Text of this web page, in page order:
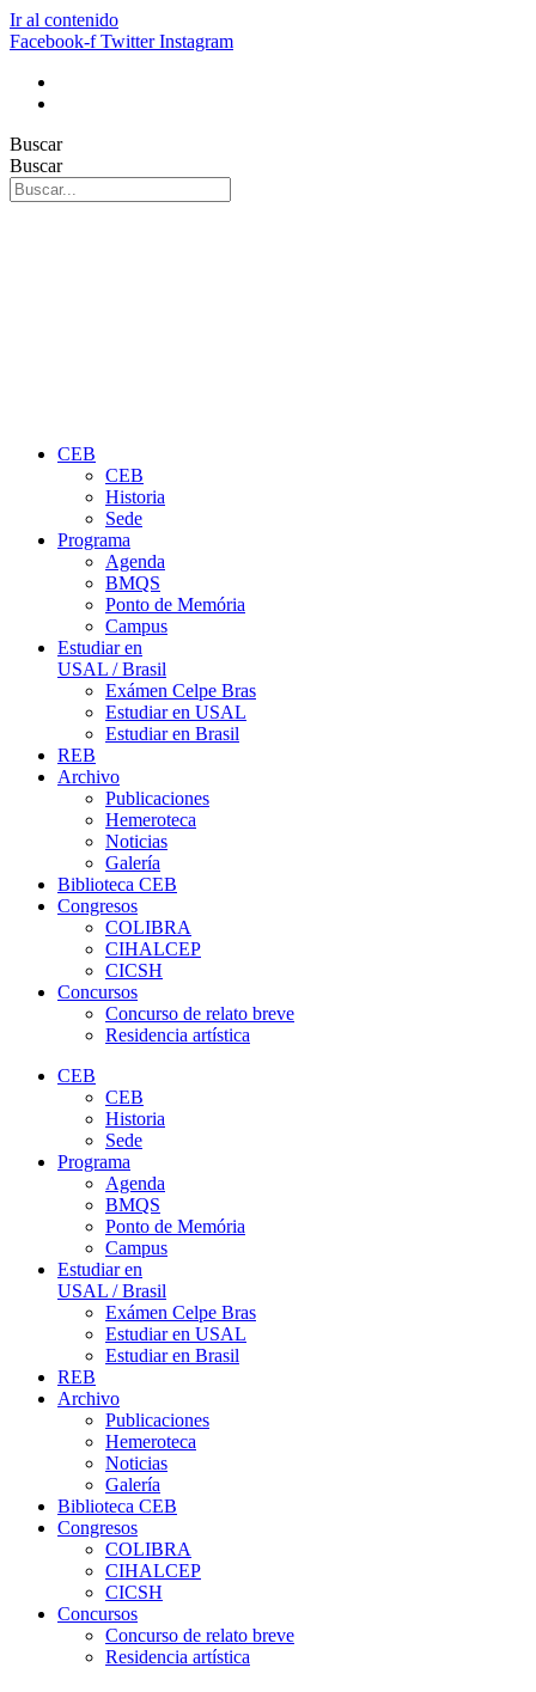
Ir al contenido
Facebook-f Twitter Instagram
Buscar
Buscar
CEB
CEB
Historia
Sede
Programa
Agenda
BMQS
Ponto de Memória
Campus
Estudiar en
USAL / Brasil
Exámen Celpe Bras
Estudiar en USAL
Estudiar en Brasil
REB
Archivo
Publicaciones
Hemeroteca
Noticias
Galería
Biblioteca CEB
Congresos
COLIBRA
CIHALCEP
CICSH
Concursos
Concurso de relato breve
Residencia artística
CEB
CEB
Historia
Sede
Programa
Agenda
BMQS
Ponto de Memória
Campus
Estudiar en
USAL / Brasil
Exámen Celpe Bras
Estudiar en USAL
Estudiar en Brasil
REB
Archivo
Publicaciones
Hemeroteca
Noticias
Galería
Biblioteca CEB
Congresos
COLIBRA
CIHALCEP
CICSH
Concursos
Concurso de relato breve
Residencia artística